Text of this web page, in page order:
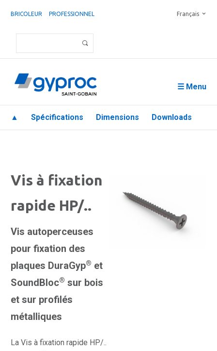
BRICOLEUR PROFESSIONNEL Français
☰ Menu
▲ Spécifications Dimensions Downloads
Vis à fixation
rapide HP/..
Vis autoperceuses
pour fixation des
plaques DuraGyp® et
SoundBloc® sur bois
et sur profilés
métalliques
La Vis à fixation rapide HP/..